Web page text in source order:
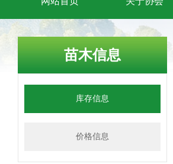
苗木信息
库存信息
价格信息